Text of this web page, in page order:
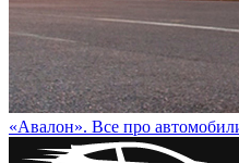
«Авалон». Все про